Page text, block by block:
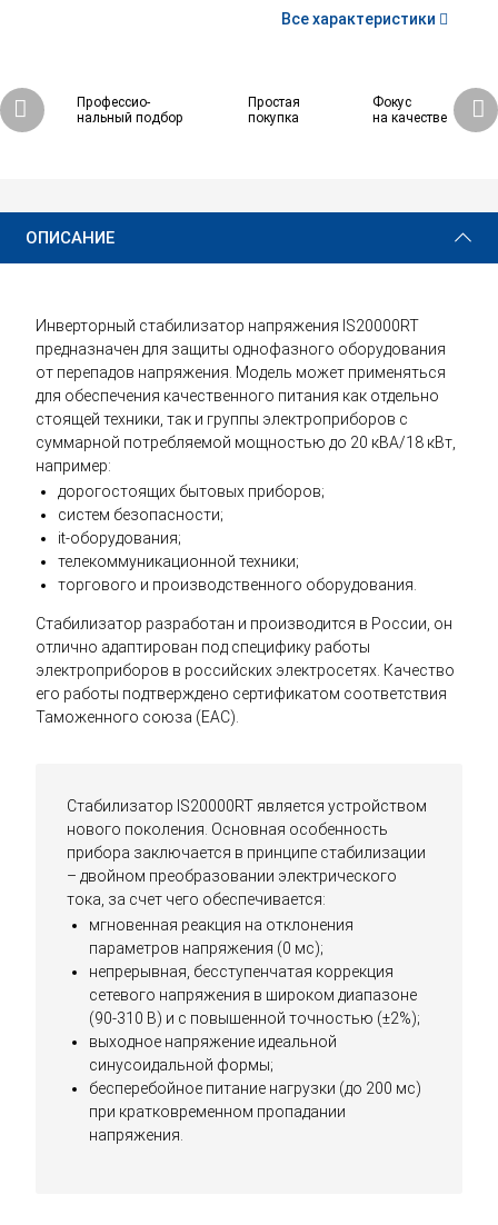
Все характеристики
Профессио-
нальный подбор
Простая
покупка
Фокус
на качестве
167 310 ₽ Купить
ОПИСАНИЕ
Инверторный стабилизатор напряжения IS20000RT
предназначен для защиты однофазного оборудования
от перепадов напряжения. Модель может применяться
для обеспечения качественного питания как отдельно
стоящей техники, так и группы электроприборов с
суммарной потребляемой мощностью до 20 кВА/18 кВт,
например:
дорогостоящих бытовых приборов;
систем безопасности;
it-оборудования;
телекоммуникационной техники;
торгового и производственного оборудования.
Стабилизатор разработан и производится в России, он
отлично адаптирован под специфику работы
электроприборов в российских электросетях. Качество
его работы подтверждено сертификатом соответствия
Таможенного союза (EAC).
Стабилизатор IS20000RT является устройством
нового поколения. Основная особенность
прибора заключается в принципе стабилизации
– двойном преобразовании электрического
тока, за счет чего обеспечивается:
мгновенная реакция на отклонения
параметров напряжения (0 мс);
непрерывная, бесступенчатая коррекция
сетевого напряжения в широком диапазоне
(90-310 В) и с повышенной точностью (±2%);
выходное напряжение идеальной
синусоидальной формы;
бесперебойное питание нагрузки (до 200 мс)
при кратковременном пропадании
напряжения.